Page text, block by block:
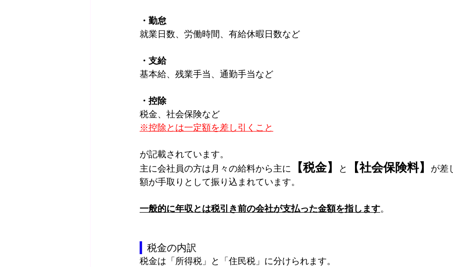
・勤怠
就業日数、労働時間、有給休暇日数など
・支給
基本給、残業手当、通勤手当など
・控除
税金、社会保険など
※控除とは一定額を差し引くこと
が記載されています。
主に会社員の方は月々の給料から主に
【税金】 と 【社会保険料】
が差
額が手取りとして振り込まれています。
一般的に年収とは税引き前の会社が支払った金額を指します。
税金の内訳
税金は「所得税」と「住民税」に分けられます。